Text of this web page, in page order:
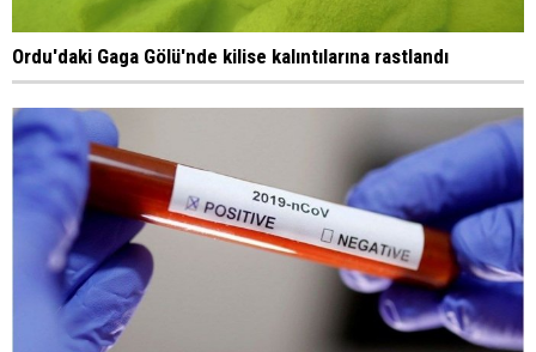
Ordu'daki Gaga Gölü'nde kilise kalıntılarına rastlandı